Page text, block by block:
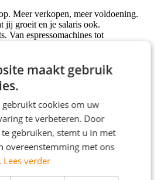
Meer verkopen, meer voldoening.
jij groeit en je salaris ook.
Van espressomachines tot
met targets en je verkoopskills
tillen.
oplossen, zodat elke klant de winkel
kloppen en klanten tevreden hun
maakt gebruik
gebruikt cookies om uw
te verbeteren. Door
gebruiken, stemt u in met
overeenstemming met ons
Lees verder